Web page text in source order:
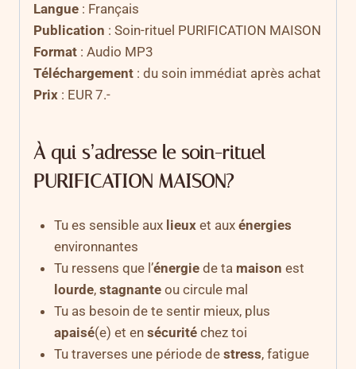
Langue : Français
Publication : Soin-rituel PURIFICATION MAISON
Format : Audio MP3
Téléchargement : du soin immédiat après achat
Prix : EUR 7.-
À qui s’adresse le soin-rituel
PURIFICATION MAISON?
Tu es sensible aux lieux et aux énergies
environnantes
Tu ressens que l’énergiede ta maison est
lourde, stagnante ou circule mal
Tu as besoin de te sentir mieux, plus
apaisé(e) et en sécurité chez toi
Tu traverses une période de stress, fatigue